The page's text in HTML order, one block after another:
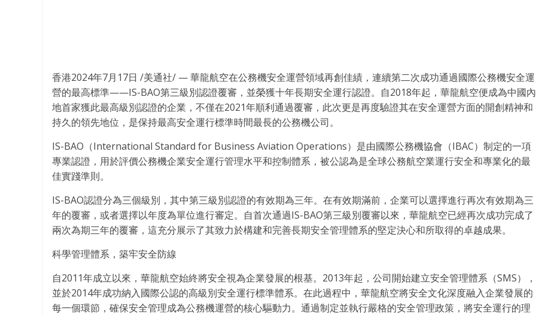
香港2024年7月17日 /美通社/ — 華龍航空在公務機安全運營領域再創佳績，連續第二次成功通過國際公務機安全運
營的最高標準——IS-BAO第三級別認證覆審，並榮獲十年長期安全運行認證。自2018年起，華龍航空便成為中國內
地首家獲此最高級別認證的企業，不僅在2021年順利通過覆審，此次更是再度驗證其在安全運營方面的開創精神和
持久的領先地位，是保持最高安全運行標準時間最長的公務機公司。
IS-BAO（International Standard for Business Aviation Operations）是由國際公務機協會（IBAC）制定的一項
專業認證，用於評價公務機企業安全運行管理水平和控制體系，被公認為是全球公務航空業運行安全和專業化的最
佳實踐準則。
IS-BAO認證分為三個級別，其中第三級別認證的有效期為三年。在有效期滿前，企業可以選擇進行再次有效期為三
年的覆審，或者選擇以年度為單位進行審定。自首次通過IS-BAO第三級別覆審以來，華龍航空已經再次成功完成了
兩次為期三年的覆審，這充分展示了其致力於構建和完善長期安全管理體系的堅定決心和所取得的卓越成果。
科學管理體系，築牢安全防線
自2011年成立以來，華龍航空始終將安全視為企業發展的根基。2013年起，公司開始建立安全管理體系（SMS），
並於2014年成功納入國際公認的高級別安全運行標準體系。在此過程中，華龍航空將安全文化深度融入企業發展的
每一個環節，確保安全管理成為公務機運營的核心驅動力。通過制定並執行嚴格的安全管理政策，將安全運行的理